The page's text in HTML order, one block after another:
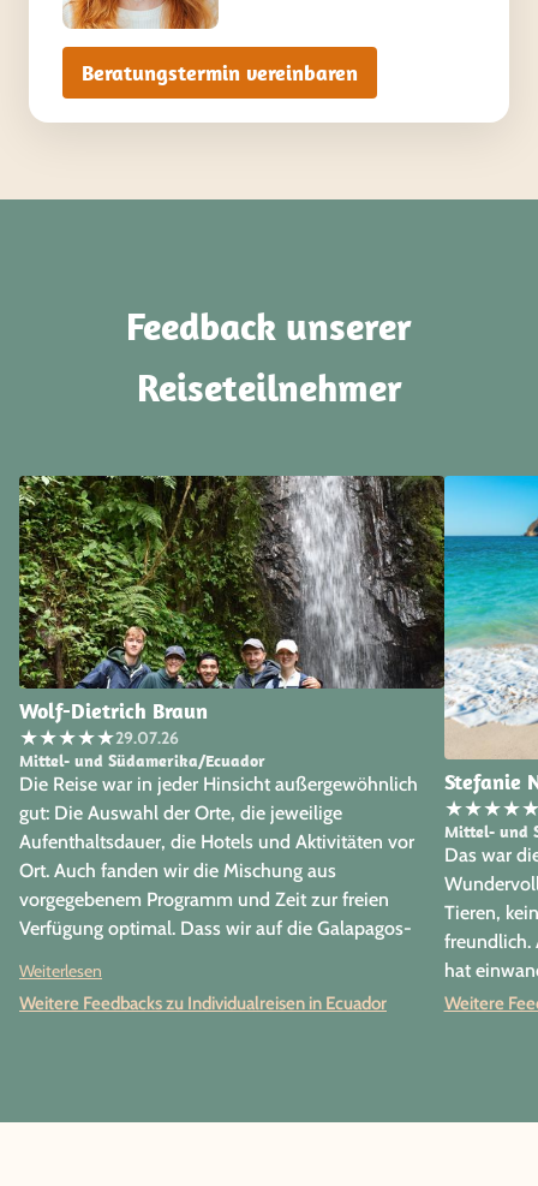
Beratungstermin vereinbaren
Feedback unserer
Reiseteilnehmer
Wolf-Dietrich Braun
★★★★★29.07.26
Mittel- und Südamerika/Ecuador
Die Reise war in jeder Hinsicht außergewöhnlich
gut: Die Auswahl der Orte, die jeweilige
Aufenthaltsdauer, die Hotels und Aktivitäten vor
Ort. Auch fanden wir die Mischung aus
vorgegebenem Programm und Zeit zur freien
Verfügung optimal. Dass wir auf die Galapagos-
als absolut richtig; es wäre zu viel geworden. Vor
Ort hat (fast) alles reibungslos geklappt. Lediglich in
professionell und sympathisch empfunden. Durch
Weiterlesen
Weitere Feedbacks zu Individualreisen in Ecuador
Stefanie
★★★★
Mittel- und
Das war
Tieren,
freundlich.
hat
Weitere